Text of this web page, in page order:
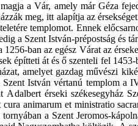
a Vár, amely már Géza
meg, itt alapítja az
templomot. Ennek
a Szent István-prépostság
ban az egész Várat az
építteti át és ő szenteli fel
amelyet gazdag művészi
István vértanú templom
érseki székesegyház
animarum et ministratio
a Szent Jeromos-